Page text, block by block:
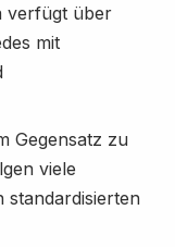
verfügt über
mit
Gegensatz zu
viele
standardisierten